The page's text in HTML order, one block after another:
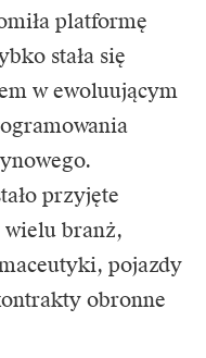
platformę
stała się
w ewoluującym
przyjęte
branż,
pojazdy
obronne